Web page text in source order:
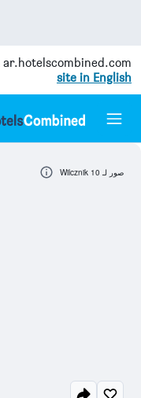
ar.hotelscombined.com
site in English
صور لـ Wilcznik 10